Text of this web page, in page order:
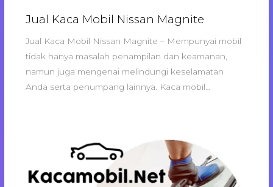
Jual Kaca Mobil Nissan Magnite
Jual Kaca Mobil Nissan Magnite – Mempunyai mobil
tidak hanya masalah penampilan dan keamanan,
namun juga mengenai melindungi keselamatan
Anda serta penumpang lainnya. Kaca mobil…